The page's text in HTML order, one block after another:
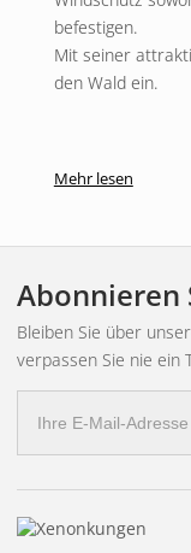
befestigen.
Mit seiner
den Wald ein.
Mehr lesen
Abonnieren
Bleiben Sie über
verpassen Sie nie ein
Mail
Adresse